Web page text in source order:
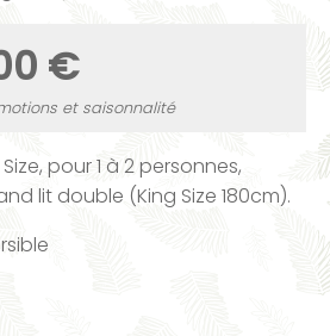
€
et saisonnalité
pour 1 à 2 personnes,
lit double (King Size 180cm).